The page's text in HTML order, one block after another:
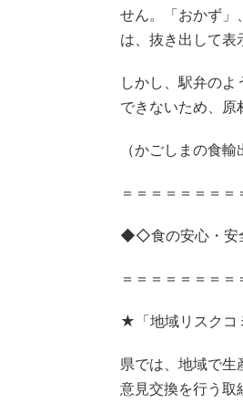
せん。「おかず」
は、抜き出して
しかし、駅弁の
できないため、
（かごしまの食
＝＝＝＝＝＝＝＝
◆◇食の安心・
＝＝＝＝＝＝＝＝
★「地域リスクコ
県では、地域で
意見交換を行う取